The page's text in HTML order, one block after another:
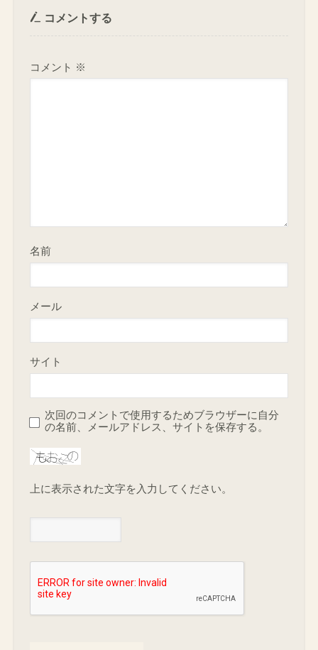
コメントする
コメント ※
名前
メール
サイト
次回のコメントで使用するためブラウザーに自分
の名前、メールアドレス、サイトを保存する。
上に表示された文字を入力してください。